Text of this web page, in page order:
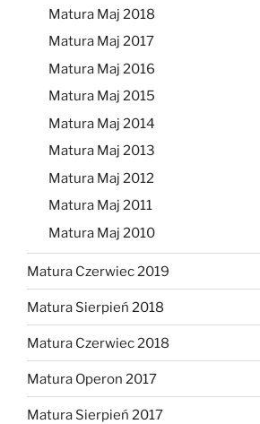
Matura Maj 2018
Matura Maj 2017
Matura Maj 2016
Matura Maj 2015
Matura Maj 2014
Matura Maj 2013
Matura Maj 2012
Matura Maj 2011
Matura Maj 2010
Matura Czerwiec 2019
Matura Sierpień 2018
Matura Czerwiec 2018
Matura Operon 2017
Matura Sierpień 2017